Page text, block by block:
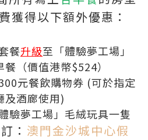
獲得以下額外優惠：
餐升級至 「體驗夢工場」
餐 （價值港幣$524）
元餐飲購物券 (可於指定
及酒廊使用)
體驗夢工場」毛絨玩具一隻
： 澳門金沙城中心假